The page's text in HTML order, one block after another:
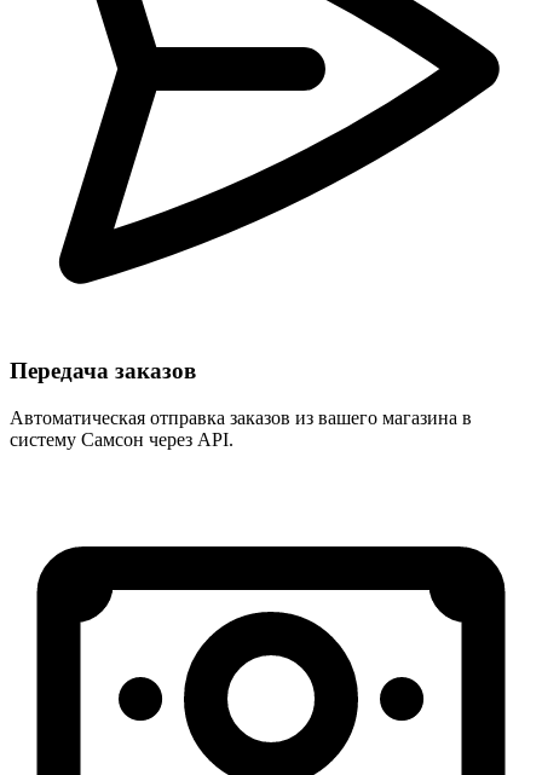
Передача заказов
Автоматическая отправка заказов из вашего магазина в
систему Самсон через API.